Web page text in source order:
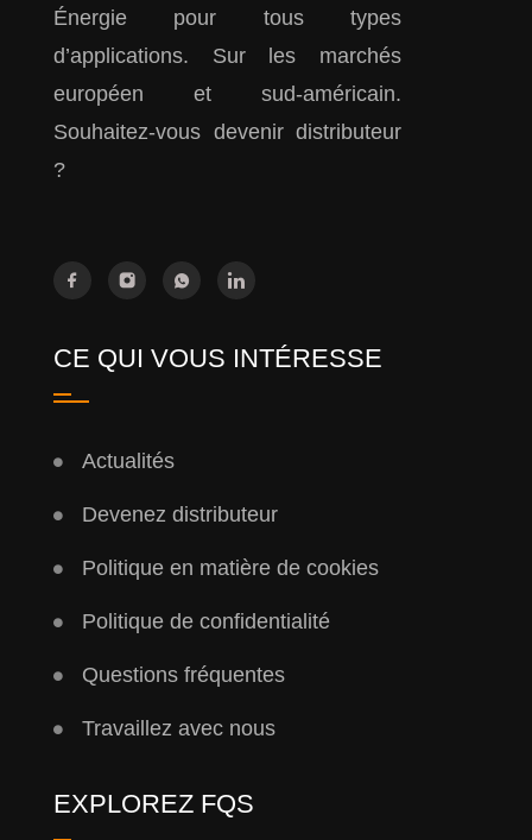
Énergie pour tous types
d’applications. Sur les marchés
européen et sud-américain.
Souhaitez-vous devenir distributeur
?
CE QUI VOUS INTÉRESSE
Actualités
Devenez distributeur
Politique en matière de cookies
Politique de confidentialité
Questions fréquentes
Travaillez avec nous
EXPLOREZ FQS